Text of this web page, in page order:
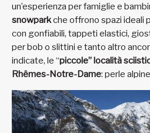
un’esperienza per famiglie e
snowparkche offrono spazi ideali
con gonfiabili, tappeti elastici,
per bob o slittini e tanto altro
indicate, le “piccole” località
Rhêmes-Notre-Dame: perle